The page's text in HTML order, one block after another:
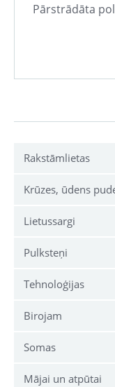
Rakstāmlietas
Krūzes, ūdens
Lietussargi
Pulksteņi
Tehnoloģijas
Birojam
Somas
Mājai un atpūtai
Pārstrādāta